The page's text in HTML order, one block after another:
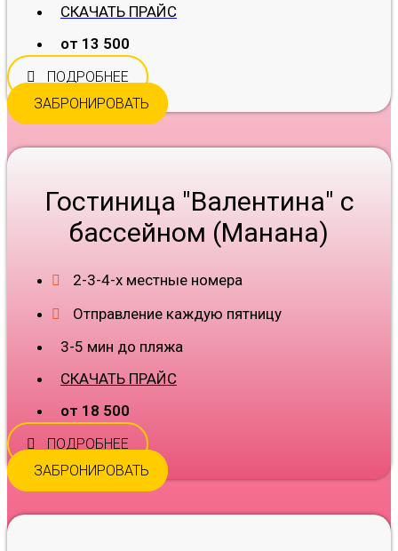
СКАЧАТЬ ПРАЙС
от 13 500
ПОДРОБНЕЕ
ЗАБРОНИРОВАТЬ
Гостиница "Валентина" с
бассейном (Манана)
2-3-4-х местные номера
Отправление каждую пятницу
3-5 мин до пляжа
СКАЧАТЬ ПРАЙС
от 18 500
ПОДРОБНЕЕ
ЗАБРОНИРОВАТЬ